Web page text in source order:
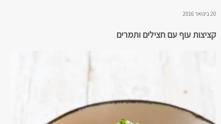
20 בינואר 2016
קציצות עוף עם חצילים ותמרים